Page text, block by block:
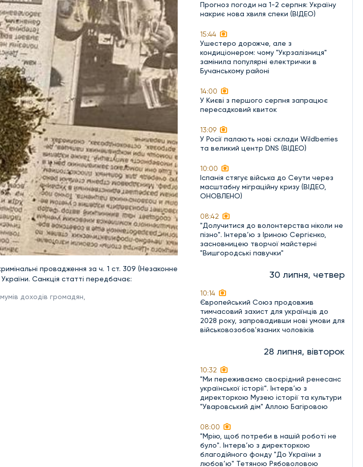
провадження за ч. 1 ст. 309 (Незаконне
Санкція статті передбачає:
доходів громадян,
Прогноз погоди на 1-2 серпня: Україну
накриє нова хвиля спеки (ВІДЕО)
15:44
Ушестеро дорожче, але з
кондиціонером: чому "Укрзалізниця"
замінила популярні електрички в
Бучанському районі
14:00
У Києві з першого серпня запрацює
пересадковий квиток
13:09
У Росії палають нові склади Wildberries
та великий центр DNS (ВІДЕО)
10:00
Іспанія стягує війська до Сеути через
масштабну міграційну кризу (ВІДЕО,
ОНОВЛЕНО)
08:42
"Долучитися до волонтерства ніколи не
пізно". Інтерв’ю з Іриною Сергієнко,
засновницею творчої майстерні
"Вишгородські павучки"
30 липня, четвер
10:14
Європейський Союз продовжив
тимчасовий захист для українців до
2028 року, запровадивши нові умови для
військовозобов'язаних чоловіків
28 липня, вівторок
10:32
"Ми переживаємо своєрідний ренесанс
української історії". Інтерв’ю з
директоркою Музею історії та культури
"Уваровський дім" Аллою Багіровою
08:00
"Мрію, щоб потреби в нашій роботі не
було". Інтерв’ю з директоркою
благодійного фонду "До України з
любов’ю" Тетяною Рябоволовою